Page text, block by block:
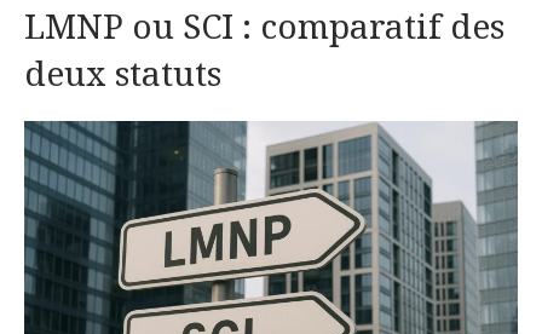
LMNP ou SCI : comparatif des
deux statuts